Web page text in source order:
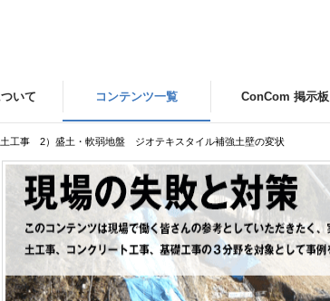
いて コンテンツ一覧 ConCom 掲示板
土工事 2）盛土・軟弱地盤 ジオテキスタイル補強土壁の変状